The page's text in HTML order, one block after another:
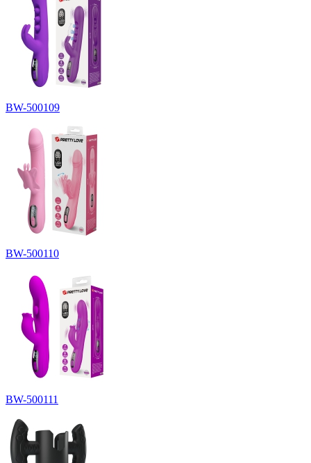
BW-500109
BW-500110
BW-500111